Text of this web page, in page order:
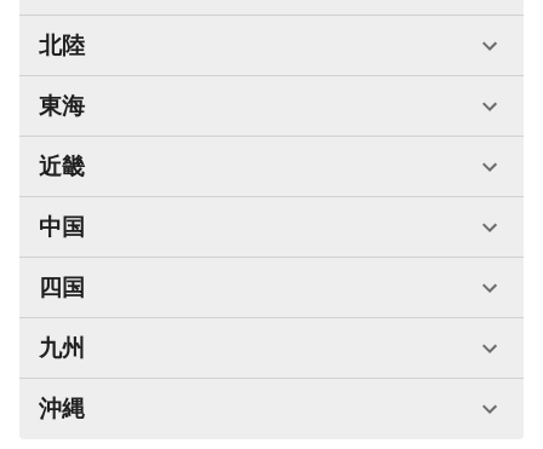
北陸
東海
近畿
中国
四国
九州
沖縄